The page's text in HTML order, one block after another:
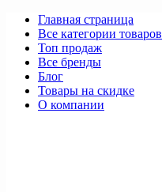
Главная страница
Все категории товаров
Топ продаж
Все бренды
Блог
Товары на скидке
О компании